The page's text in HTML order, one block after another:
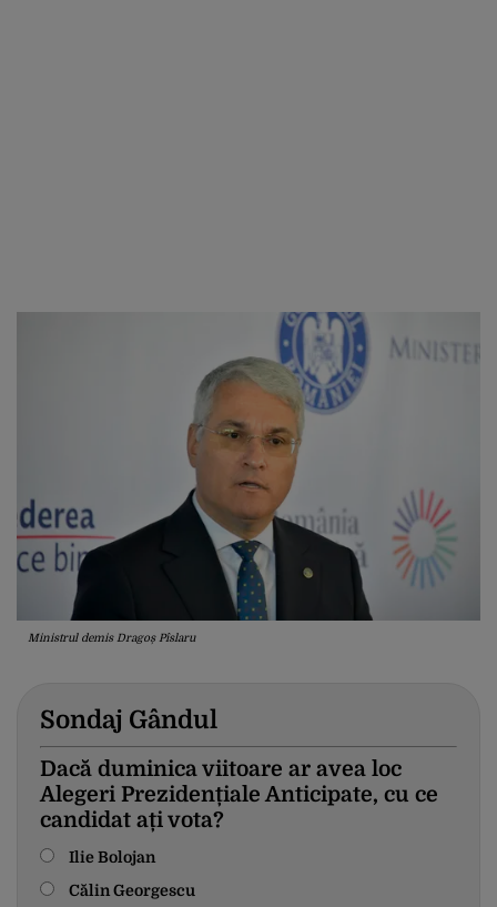
Ministrul demis Dragoș Pîslaru
Sondaj Gândul
Dacă duminica viitoare ar avea loc
Alegeri Prezidențiale Anticipate, cu ce
candidat ați vota?
Ilie Bolojan
Călin Georgescu